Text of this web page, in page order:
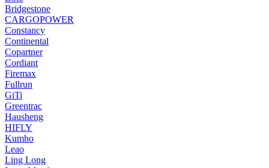
Bridgestone
CARGOPOWER
Constancy
Continental
Copartner
Cordiant
Firemax
Fullrun
GiTi
Greentrac
Hausheng
HIFLY
Kumho
Leao
Ling Long